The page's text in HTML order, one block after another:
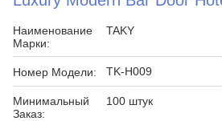
Наименование
Марки:
TAKY
Номер Модели: TK-H009
Минимальный
Заказ:
100 штук